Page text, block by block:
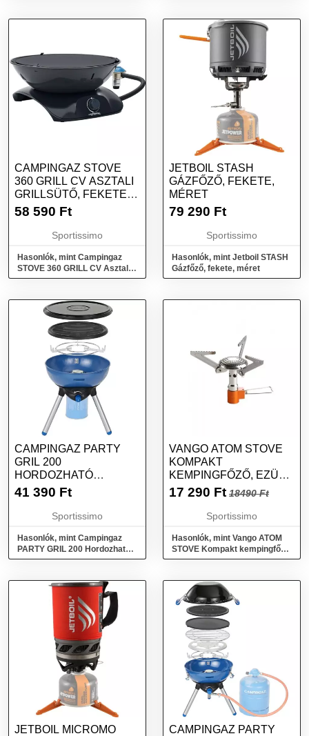
CAMPINGAZ STOVE
360 GRILL CV ASZTALI
GRILLSÜTŐ, FEKETE,
MÉRET
58 590 Ft
Sportissimo
Hasonlók, mint Campingaz
STOVE 360 GRILL CV Asztali
grillsütő, fekete, méret
JETBOIL STASH
GÁZFŐZŐ, FEKETE,
MÉRET
79 290 Ft
Sportissimo
Hasonlók, mint Jetboil STASH
Gázfőző, fekete, méret
CAMPINGAZ PARTY
GRIL 200
HORDOZHATÓ
GÁZGRILL, KÉK,
41 390 Ft
Sportissimo
Hasonlók, mint Campingaz
PARTY GRIL 200 Hordozható
gázgrill, kék, méret
VANGO ATOM STOVE
KOMPAKT
KEMPINGFŐZŐ, EZÜST,
MÉRET
17 290 Ft 18490 Ft
Sportissimo
Hasonlók, mint Vango ATOM
STOVE Kompakt kempingfőző,
ezüst, méret
JETBOIL MICROMO
CAMPINGAZ PARTY